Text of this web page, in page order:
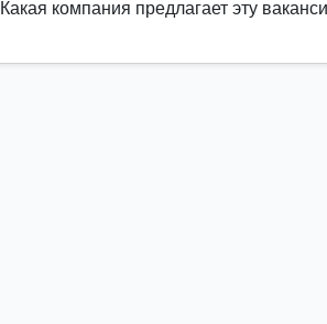
Какая компания предлагает эту